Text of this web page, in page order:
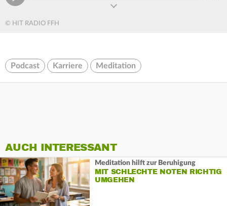
© HIT RADIO FFH
Podcast Karriere Meditation
AUCH INTERESSANT
Meditation hilft zur Beruhigung
MIT SCHLECHTE NOTEN RICHTIG
UMGEHEN